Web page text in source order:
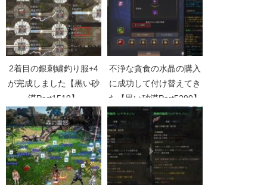
2着目の銀刺繍釣り服+4
が完成しました【黒い砂
漠Part1519】
不浄な貪食の水晶の購入
に成功して付け替えてき
た【黒い砂漠Part5290】